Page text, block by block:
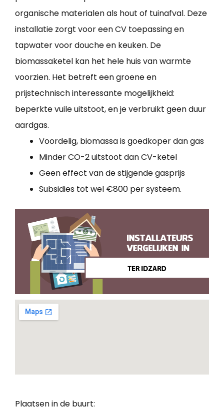
organische materialen als hout of tuinafval. Deze
installatie zorgt voor een CV toepassing en
tapwater voor douche en keuken. De
biomassaketel kan het hele huis van warmte
voorzien. Het betreft een groene en
prijstechnisch interessante mogelijkheid:
beperkte vuile uitstoot, en je verbruikt geen duur
aardgas.
Voordelig, biomassa is goedkoper dan gas
Minder CO-2 uitstoot dan CV-ketel
Geen effect van de stijgende gasprijs
Subsidies tot wel €800 per systeem.
Plaatsen in de buurt: